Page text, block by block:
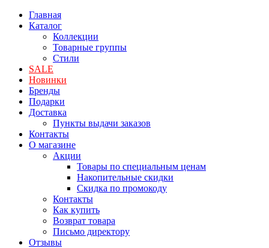
Главная
Каталог
Коллекции
Товарные группы
Стили
SALE
Новинки
Бренды
Подарки
Доставка
Пункты выдачи заказов
Контакты
О магазине
Акции
Товары по специальным ценам
Накопительные скидки
Скидка по промокоду
Контакты
Как купить
Возврат товара
Письмо директору
Отзывы